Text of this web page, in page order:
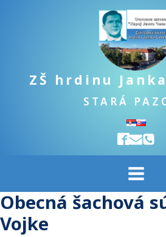
ZŠ hrdinu
STARÁ
Obecná šachová
Vojke